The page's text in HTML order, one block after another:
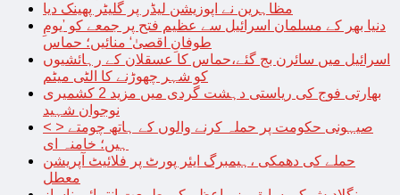
مظاہرین نے اپوزیشن لیڈر پر گلیٹر پھینک دیا
دنیا بھر کے مسلمان اسرائیل سے عظیم فتح پر جمعے کو ’یومِ
طوفانِ اقصیٰ‘ منائیں؛ حماس
اسرائیل میں سائرن بج گئے،حماس کا عسقلان کے رہائشیوں
کو شہر چھوڑنے کا الٹی میٹم
بھارتی فوج کی ریاستی دہشت گردی میں مزید 2 کشمیری
نوجوان شہید
< > صیہونی حکومت پر حملہ کرنے والوں کے ہاتھ چومتے
ہیں؛ خامنہ ای
حملے کی دھمکی ،ہیمبرگ ایئر پورٹ پر فلائیٹ آپریشن
معطل